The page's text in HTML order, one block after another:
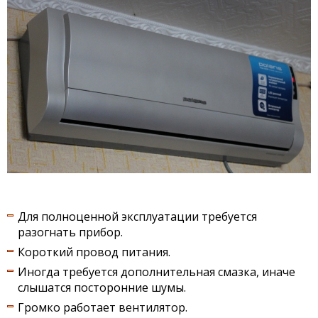
Для полноценной эксплуатации требуется
разогнать прибор.
Короткий провод питания.
Иногда требуется дополнительная смазка, иначе
слышатся посторонние шумы.
Громко работает вентилятор.